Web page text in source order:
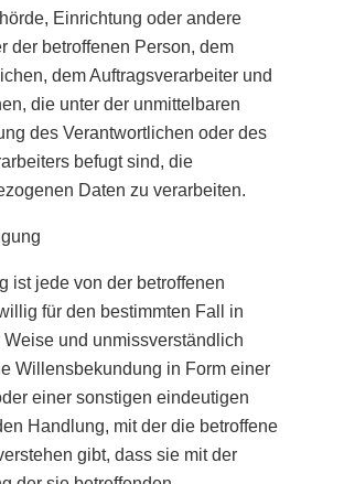
Einrichtung oder andere
der betroffenen Person, dem
dem Auftragsverarbeiter und
die unter der unmittelbaren
des Verantwortlichen oder des
befugt sind, die
Daten zu verarbeiten.
ist jede von der betroffenen
für den bestimmten Fall in
Weise und unmissverständlich
Willensbekundung in Form einer
einer sonstigen eindeutigen
Handlung, mit der die betroffene
gibt, dass sie mit der